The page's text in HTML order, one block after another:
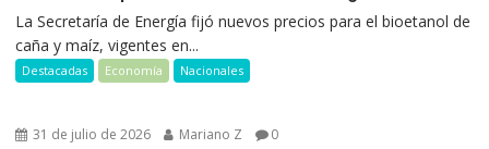
La Secretaría de Energía fijó nuevos precios para el bioetanol de
caña y maíz, vigentes en...
Destacadas Economía Nacionales
31 de julio de 2026 Mariano Z 0